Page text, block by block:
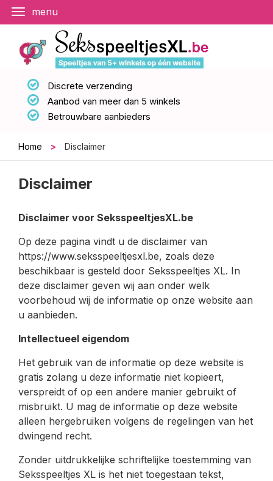
Discrete verzending
Aanbod van meer dan 5 winkels
Betrouwbare aanbieders
Home > Disclaimer
Disclaimer
Disclaimer voor SeksspeeltjesXL.be
Op deze pagina vindt u de disclaimer van
https://www.seksspeeltjesxl.be, zoals deze
beschikbaar is gesteld door Seksspeeltjes XL. In
deze disclaimer geven wij aan onder welk
voorbehoud wij de informatie op onze website aan
u aanbieden.
Intellectueel eigendom
Het gebruik van de informatie op deze website is
gratis zolang u deze informatie niet kopieert,
verspreidt of op een andere manier gebruikt of
misbruikt. U mag de informatie op deze website
alleen hergebruiken volgens de regelingen van het
dwingend recht.
Zonder uitdrukkelijke schriftelijke toestemming van
Seksspeeltjes XL is het niet toegestaan tekst,